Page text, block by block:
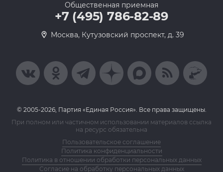
Общественная приемная
+7 (495) 786-82-89
Москва, Кутузовский проспект, д. 39
© 2005-2026, Партия «Единая Россия». Все права защищены.
При полном или частичном использовании материалов ссылка
на ресурс обязательна
Пользовательское соглашение
Политика конфиденциальности
Политика в отношении обработки персональных данных
Согласие на обработку персональных данных